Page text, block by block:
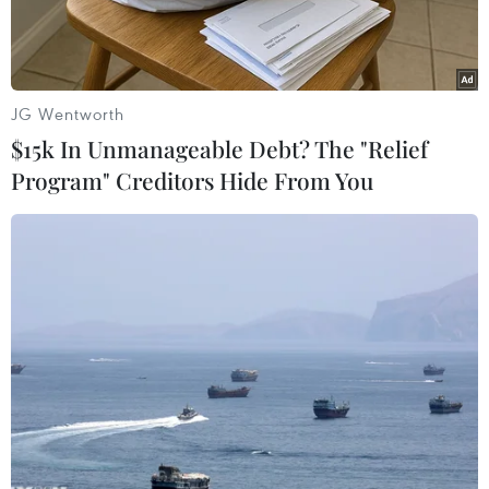
sỹ. (Nguồn: qdnd)
Nhân kỷ niệm 74 năm Ngày Thương binh-Liệt
sỹ (27/7/1947-27/7/2021), chiều 22/7, Đoàn công
tác của Quân ủy Trung ương, Bộ Quốc phòng do
JG Wentworth
$15k In Unmanageable Debt? The "Relief
Program" Creditors Hide From You